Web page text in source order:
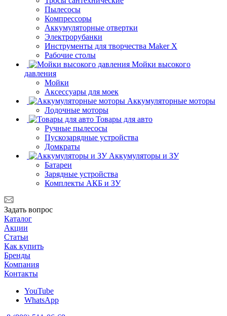
Пылесосы
Компрессоры
Аккумуляторные отвертки
Электрорубанки
Инструменты для творчества Maker X
Рабочие столы
Мойки высокого
давления
Мойки
Аксессуары для моек
Аккумуляторные моторы
Лодочные моторы
Товары для авто
Ручные пылесосы
Пускозарядные устройства
Домкраты
Аккумуляторы и ЗУ
Батареи
Зарядные устройства
Комплекты АКБ и ЗУ
Задать вопрос
Каталог
Акции
Статьи
Как купить
Бренды
Компания
Контакты
YouTube
WhatsApp